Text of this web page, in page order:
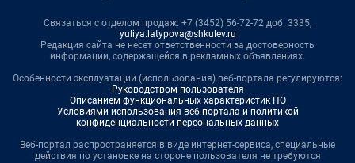
Связаться с отделом продаж: +7 (3452) 56-72-72 доб. 3335,
yuliya.latypova@shkulev.ru
Редакция сайта не несет ответственности за достоверность
информации, содержащейся в рекламных объявлениях.
Особенности эксплуатации (использования) веб-портала регулируются:
Руководством пользователя
Описанием функциональных характеристик ПО
Условиями использования веб-портала и политикой
конфиденциальности персональных данных
Веб-портал распространяется в виде интернет-сервиса, специальные
действия по установке на стороне пользователя не требуются